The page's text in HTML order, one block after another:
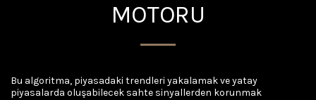
MOTORU
Bu algoritma, piyasadaki trendleri yakalamak ve yatay
piyasalarda oluşabilecek sahte sinyallerden korunmak